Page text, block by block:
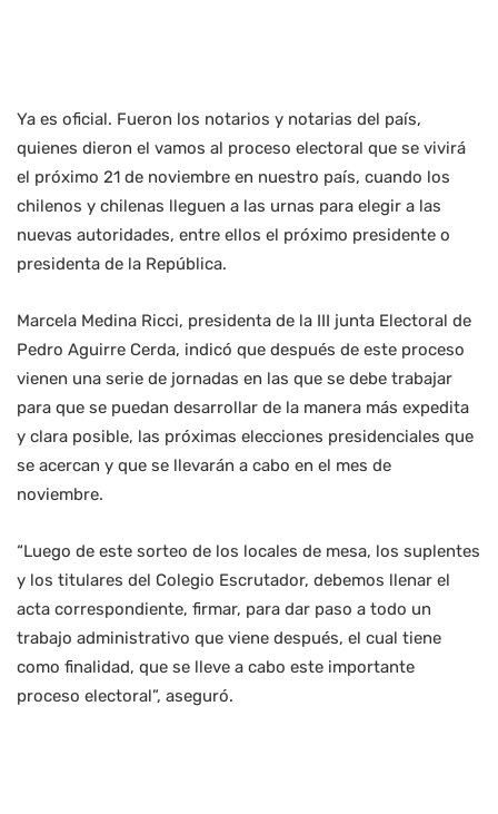
Ya es oficial. Fueron los notarios y notarias del país,
quienes dieron el vamos al proceso electoral que se vivirá
el próximo 21 de noviembre en nuestro país, cuando los
chilenos y chilenas lleguen a las urnas para elegir a las
nuevas autoridades, entre ellos el próximo presidente o
presidenta de la República.
Marcela Medina Ricci, presidenta de la III junta Electoral de
Pedro Aguirre Cerda, indicó que después de este proceso
vienen una serie de jornadas en las que se debe trabajar
para que se puedan desarrollar de la manera más expedita
y clara posible, las próximas elecciones presidenciales que
se acercan y que se llevarán a cabo en el mes de
noviembre.
“Luego de este sorteo de los locales de mesa, los suplentes
y los titulares del Colegio Escrutador, debemos llenar el
acta correspondiente, firmar, para dar paso a todo un
trabajo administrativo que viene después, el cual tiene
como finalidad, que se lleve a cabo este importante
proceso electoral”, aseguró.